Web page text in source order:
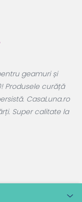
geamuri și
Produsele curăță
CasaLuna.ro
Super calitate la